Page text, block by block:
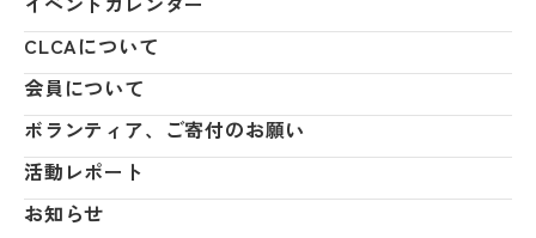
CLCAについて
会員について
ボランティア、ご寄付のお願い
活動レポート
お知らせ